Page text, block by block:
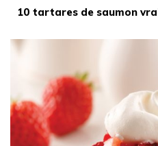
10 tartares de saumon